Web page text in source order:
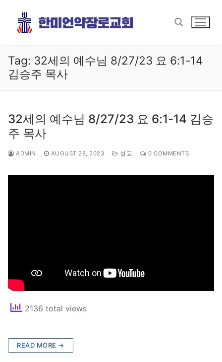
content
Search for:
Tag: 32세의 예수님 8/27/23 요 6:1-14
김승주 목사
32세의 예수님 8/27/23 요 6:1-14 김승
주 목사
ADMIN AUGUST 28, 2023 설교 0 COMMENTS
2136 total views
READ MORE →